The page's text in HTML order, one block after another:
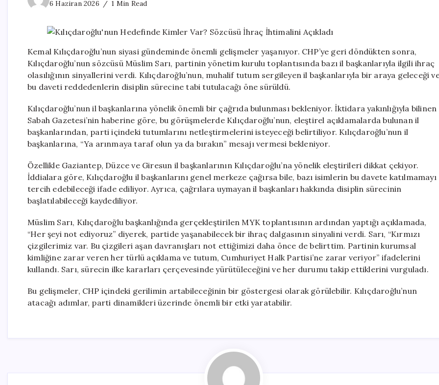
6 Haziran 2026
1 Min Read
İhtimalini
Açıkladı
için
Kemal Kılıçdaroğlu’nun siyasi gündeminde önemli gelişmeler yaşanıyor. CHP’ye geri döndükten sonra,
Kılıçdaroğlu’nun sözcüsü Müslim Sarı, partinin yönetim kurulu toplantısında bazı il başkanlarıyla ilgili ihraç
olasılığının sinyallerini verdi. Kılıçdaroğlu’nun, muhalif tutum sergileyen il başkanlarıyla bir araya geleceği
bu daveti reddedenlerin disiplin sürecine tabi tutulacağı öne sürüldü.
Kılıçdaroğlu’nun il başkanlarına yönelik önemli bir çağrıda bulunması bekleniyor. İktidara yakınlığıyla bilinen
Sabah Gazetesi’nin haberine göre, bu görüşmelerde Kılıçdaroğlu’nun, eleştirel açıklamalarda bulunan il
başkanlarından, parti içindeki tutumlarını netleştirmelerini isteyeceği belirtiliyor. Kılıçdaroğlu’nun il
başkanlarına, “Ya arınmaya taraf olun ya da bırakın” mesajı vermesi bekleniyor.
Özellikle Gaziantep, Düzce ve Giresun il başkanlarının Kılıçdaroğlu’na yönelik eleştirileri dikkat çekiyor.
İddialara göre, Kılıçdaroğlu il başkanlarını genel merkeze çağırsa bile, bazı isimlerin bu davete katılmamayı
tercih edebileceği ifade ediliyor. Ayrıca, çağrılara uymayan il başkanları hakkında disiplin sürecinin
başlatılabileceği kaydediliyor.
Müslim Sarı, Kılıçdaroğlu başkanlığında gerçekleştirilen MYK toplantısının ardından yaptığı açıklamada,
“Her şeyi not ediyoruz” diyerek, partide yaşanabilecek bir ihraç dalgasının sinyalini verdi. Sarı, “Kırmızı
çizgilerimiz var. Bu çizgileri aşan davranışları not ettiğimizi daha önce de belirttim. Partinin kurumsal
kimliğine zarar veren her türlü açıklama ve tutum, Cumhuriyet Halk Partisi’ne zarar veriyor” ifadelerini
kullandı. Sarı, sürecin ilke kararları çerçevesinde yürütüleceğini ve her durumu takip ettiklerini vurguladı.
Bu gelişmeler, CHP içindeki gerilimin artabileceğinin bir göstergesi olarak görülebilir. Kılıçdaroğlu’nun
atacağı adımlar, parti dinamikleri üzerinde önemli bir etki yaratabilir.